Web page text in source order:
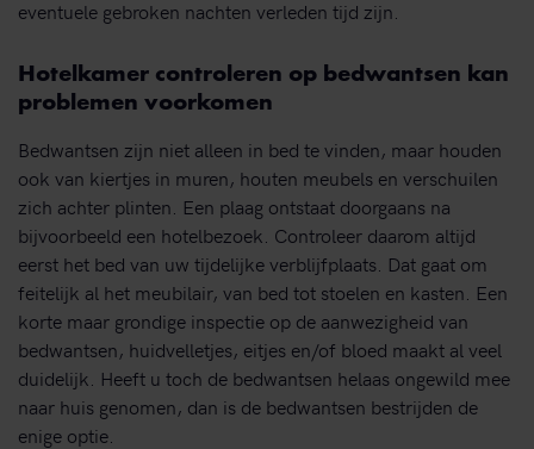
eventuele gebroken nachten verleden tijd zijn.
Hotelkamer controleren op bedwantsen kan
problemen voorkomen
Bedwantsen zijn niet alleen in bed te vinden, maar houden
ook van kiertjes in muren, houten meubels en verschuilen
zich achter plinten. Een plaag ontstaat doorgaans na
bijvoorbeeld een hotelbezoek. Controleer daarom altijd
eerst het bed van uw tijdelijke verblijfplaats. Dat gaat om
feitelijk al het meubilair, van bed tot stoelen en kasten. Een
korte maar grondige inspectie op de aanwezigheid van
bedwantsen, huidvelletjes, eitjes en/of bloed maakt al veel
duidelijk. Heeft u toch de bedwantsen helaas ongewild mee
naar huis genomen, dan is de bedwantsen bestrijden de
enige optie.